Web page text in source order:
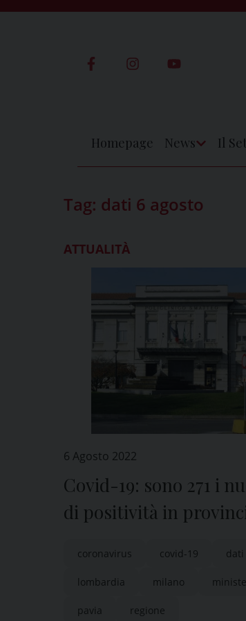
Homepage News Il
Tag: dati 6 agosto
ATTUALITÀ
6 Agosto 2022
Covid-19: sono 271 i
di positività in
coronavirus covid-19 dati
lombardia milano
pavia regione